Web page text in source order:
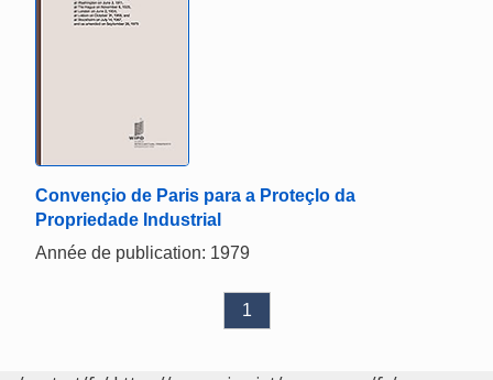
Convençio de Paris para a Proteçlo da
Propriedade Industrial
Année de publication: 1979
1